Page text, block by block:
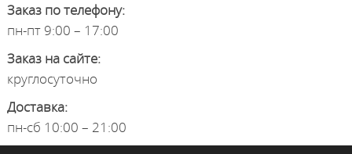
Заказ по телефону:
пн-пт 9:00 – 17:00
Заказ на сайте:
круглосуточно
Доставка:
пн-сб 10:00 – 21:00